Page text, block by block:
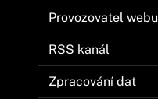
Provozovatel webu
RSS kanál
Zpracování dat